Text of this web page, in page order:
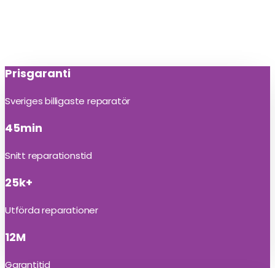
Prisgaranti
Sveriges billigaste reparatör
45min
Snitt reparationstid
25k+
Utförda reparationer
12M
Garantitid